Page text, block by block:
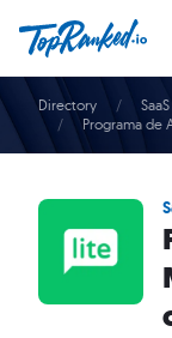
Directory SaaS
Programa de